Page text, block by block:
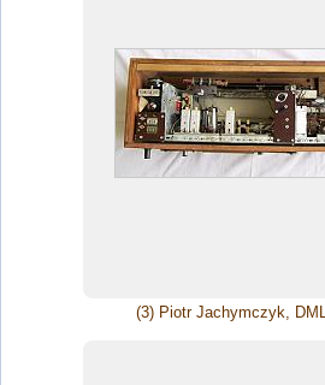
(3) Piotr Jachymczyk,